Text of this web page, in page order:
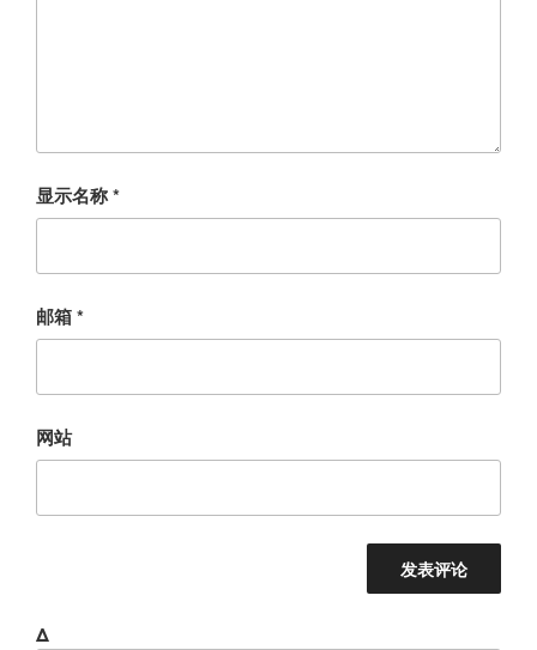
显示名称*
邮箱*
网站
Δ